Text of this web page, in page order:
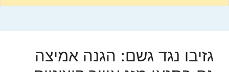
גזיבו נגד גשם: הגנה אמיצה